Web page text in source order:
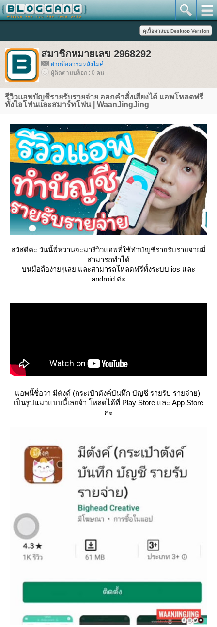
สมาชิกหมายเลข 2968292
ฝากข้อความหลังไมค์
ผู้ติดตามบล็อก : 0 คน
รีวิวแอพบัญชีรายรับรายจ่าย ออกคำสั่งเสียงได้ แอพโหลดฟรี
ทั้งไอโฟนและสมาร์ทโฟน | WaanJingJing
สวัสดีค่ะ วันนี้พี่หวานจะมารีวิวแอพที่ใช้ทำบัญชีรายรับรายจ่ายมี่
สามารถทำได้
บนมือถือง่ายๆเลย และสามารถโหลดฟรีทั้งระบบ ios และ
android ค่ะ
อพนี้ชื่อว่า มีตังค์ (กระเป๋าตังค์บันทึก บัญชี รายรับ รายจ่าย)
เป็นรูปแมวแบบนี้เลยจ้า โหลดได้ที่ Play Store และ App Store
ค่ะ